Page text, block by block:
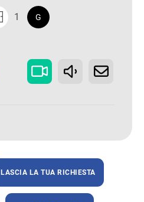
1 G
LASCIA LA TUA RICHIESTA